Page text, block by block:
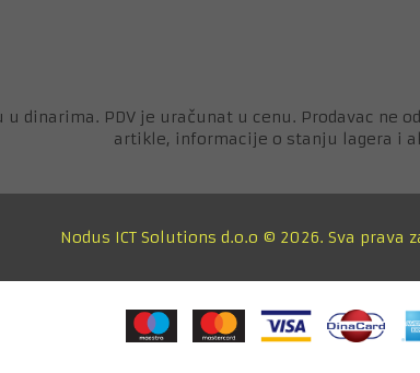
u dinarima. PDV je uračunat u cenu. Prodavac ne
artikle, informacije o stanju lagera i
Nodus ICT Solutions d.o.o © 2026. Sva prava